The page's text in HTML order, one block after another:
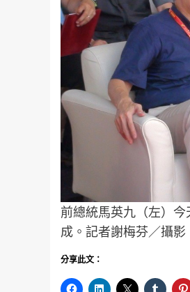
前總統馬英九（左）
成。記者謝梅芬／攝影
分享此文：